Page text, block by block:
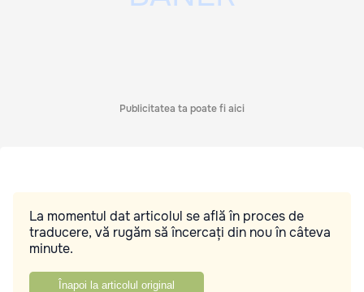
Publicitatea ta poate fi aici
La momentul dat articolul se află în proces de
traducere, vă rugăm să încercați din nou în câteva
minute.
Înapoi la articolul original